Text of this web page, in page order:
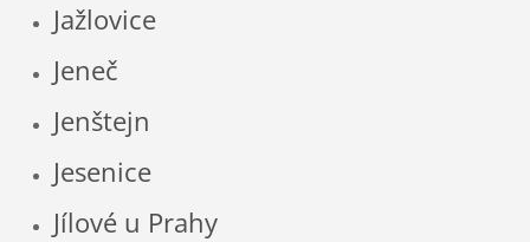
Jažlovice
Jeneč
Jenštejn
Jesenice
Jílové u Prahy